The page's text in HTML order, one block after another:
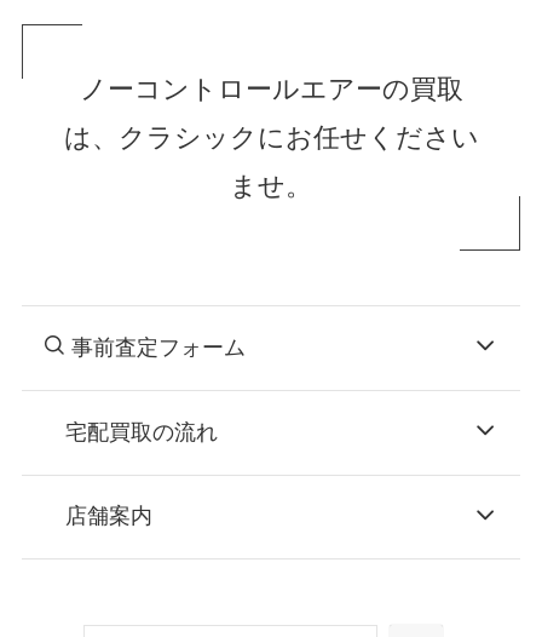
ノーコントロールエアーの買取
は、クラシックにお任せください
ませ。
事前査定フォーム
宅配買取の流れ
お申込み
店舗案内